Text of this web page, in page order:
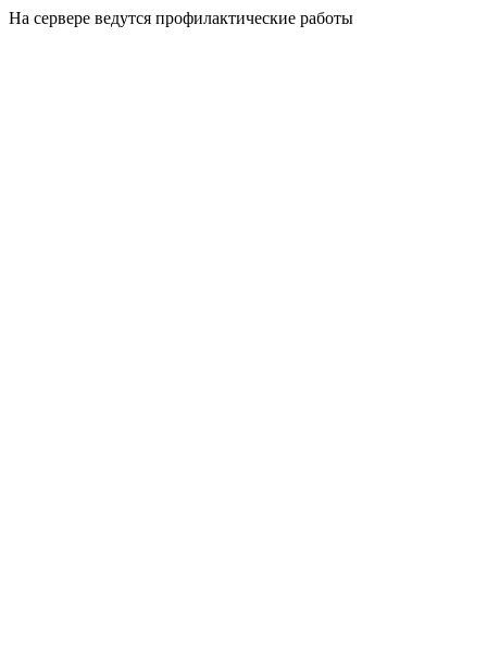
На сервере ведутся профилактические работы